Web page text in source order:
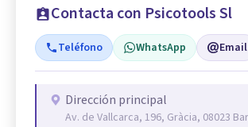
Contacta con Psicotools Sl
Teléfono WhatsApp Email
Dirección principal
Av. de Vallcarca, 196, Gràcia, 08023